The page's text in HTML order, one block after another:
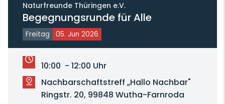
Naturfreunde Thüringen e.V.
Begegnungsrunde für Alle
Freitag 05. Jun 2026
10:00 - 12:00 Uhr
Nachbarschaftstreff „Hallo Nachbar"
Ringstr. 20, 99848 Wutha-Farnroda